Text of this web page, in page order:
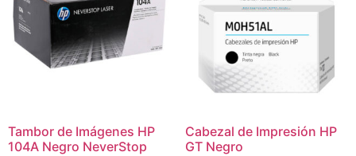
Tambor de Imágenes HP
104A Negro NeverStop
Cabezal de Impresión HP
GT Negro